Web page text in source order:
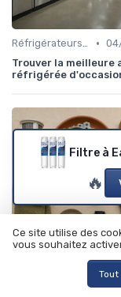
Réfrigérateurs et Congélateurs •
Trouver la meilleure
réfrigérée
Filtre à
🔥
Ce site utilise des
vous souhaitez